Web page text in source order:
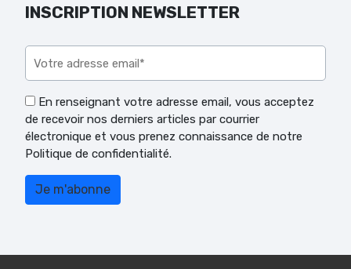
INSCRIPTION NEWSLETTER
En renseignant votre adresse email, vous acceptez
de recevoir nos derniers articles par courrier
électronique et vous prenez connaissance de notre
Politique de confidentialité.